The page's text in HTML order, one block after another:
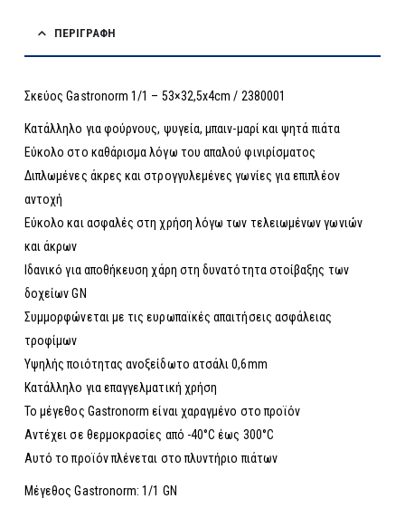
ΠΕΡΙΓΡΑΦΉ
Σκεύος Gastronorm 1/1 – 53×32,5x4cm / 2380001
Κατάλληλο για φούρνους, ψυγεία, μπαιν-μαρί και ψητά πιάτα
Εύκολο στο καθάρισμα λόγω του απαλού φινιρίσματος
Διπλωμένες άκρες και στρογγυλεμένες γωνίες για επιπλέον
αντοχή
Εύκολο και ασφαλές στη χρήση λόγω των τελειωμένων γωνιών
και άκρων
Ιδανικό για αποθήκευση χάρη στη δυνατότητα στοίβαξης των
δοχείων GN
Συμμορφώνεται με τις ευρωπαϊκές απαιτήσεις ασφάλειας
τροφίμων
Υψηλής ποιότητας ανοξείδωτο ατσάλι 0,6mm
Κατάλληλο για επαγγελματική χρήση
Το μέγεθος Gastronorm είναι χαραγμένο στο προϊόν
Αντέχει σε θερμοκρασίες από -40°C έως 300°C
Αυτό το προϊόν πλένεται στο πλυντήριο πιάτων
Μέγεθος Gastronorm: 1/1 GN